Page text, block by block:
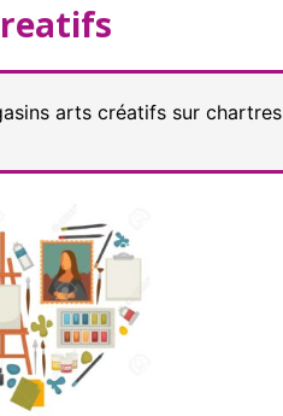
arts créatifs sur chartres